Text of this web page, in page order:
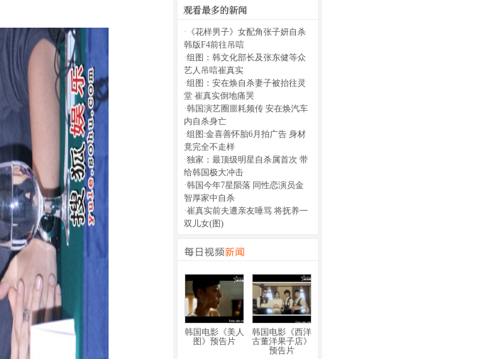
· 《花样男子》女配角张子妍自杀
韩版F4前往吊唁
·组图：韩文化部长及张东健等众
艺人吊唁崔真实
·组图：安在焕自杀妻子被抬往灵
堂 崔真实倒地痛哭
·韩国演艺圈噩耗频传 安在焕汽车
内自杀身亡
·组图:金喜善怀胎6月拍广告 身材
竟完全不走样
·独家：最顶级明星自杀属首次 带
给韩国极大冲击
·韩国今年7星陨落 同性恋演员金
智厚家中自杀
·崔真实前夫遭亲友唾骂 将抚养一
双儿女(图)
韩国电影《美人
图》预告片
韩国电影《西洋
古董洋果子店》
预告片